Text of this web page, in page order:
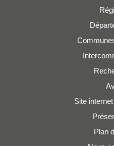
Site
Plan